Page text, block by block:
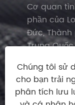
Cơ quan
phần của
Đức, Thành
Trung Quốc.
Chúng tôi sử
cho bạn trải
phân tích lưu